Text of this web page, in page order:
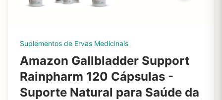
Suplementos de Ervas Medicinais
Amazon Gallbladder Support
Rainpharm 120 Cápsulas -
Suporte Natural para Saúde da